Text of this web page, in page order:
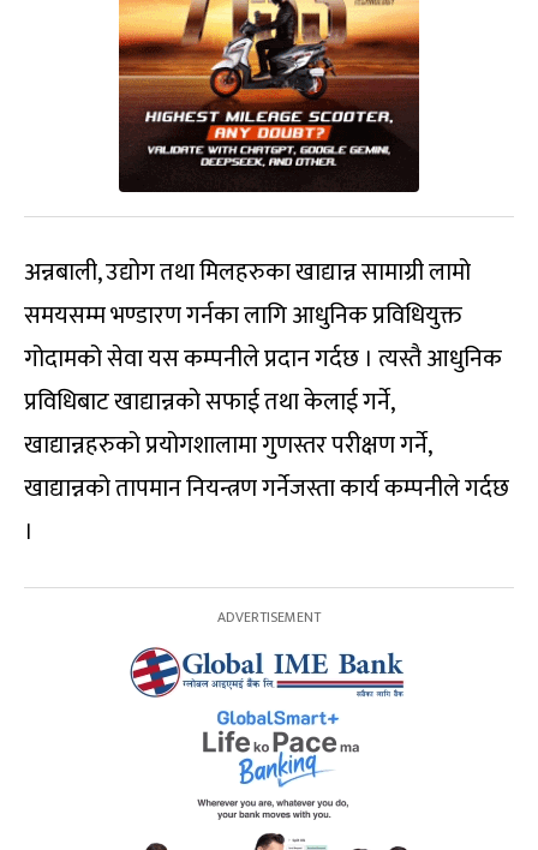
अन्नबाली, उद्योग तथा मिलहरुका खाद्यान्न सामाग्री लामो
समयसम्म भण्डारण गर्नका लागि आधुनिक प्रविधियुक्त
गोदामको सेवा यस कम्पनीले प्रदान गर्दछ । त्यस्तै आधुनिक
प्रविधिबाट खाद्यान्नको सफाई तथा केलाई गर्ने,
खाद्यान्नहरुको प्रयोगशालामा गुणस्तर परीक्षण गर्ने,
खाद्यान्नको तापमान नियन्त्रण गर्नेजस्ता कार्य कम्पनीले गर्दछ
।